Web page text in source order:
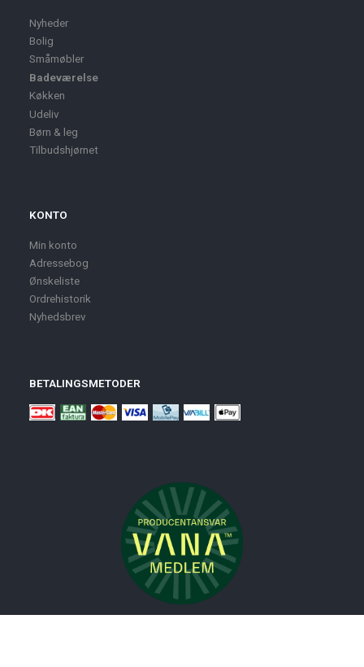
Nyheder
Bolig
Småmøbler
Badeværelse
Køkken
Udeliv
Børn & leg
Tilbudshjørnet
KONTO
Min konto
Adressebog
Ønskeliste
Ordrehistorik
Nyhedsbrev
BETALINGSMETODER